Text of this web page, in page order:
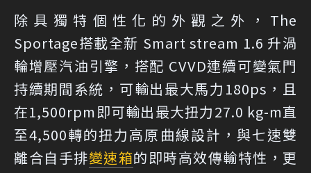
除具獨特個性化的外觀之外，The
Sportage搭載全新 Smart stream 1.6 升渦
輪增壓汽油引擎，搭配 CVVD連續可變氣門
持續期間系統，可輸出最大馬力180ps，且
在1,500rpm即可輸出最大扭力27.0 kg-m直
至4,500轉的扭力高原曲線設計，與七速雙
離合自手排變速箱的即時高效傳輸特性，更